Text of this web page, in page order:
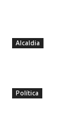
Alcaldia
Política